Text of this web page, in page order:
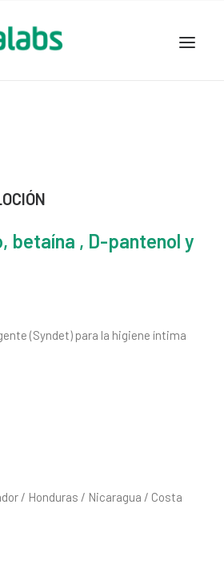
betaína , D-pantenol y
(Syndet) para la higiene íntima
/ Honduras / Nicaragua / Costa